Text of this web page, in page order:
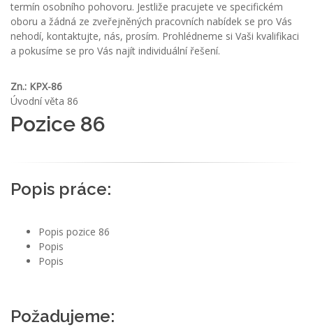
termín osobního pohovoru. Jestliže pracujete ve specifickém
oboru a žádná ze zveřejněných pracovních nabídek se pro Vás
nehodí, kontaktujte, nás, prosím. Prohlédneme si Vaši kvalifikaci
a pokusíme se pro Vás najít individuální řešení.
Zn.: KPX-86
Úvodní věta 86
Pozice 86
Popis práce:
Popis pozice 86
Popis
Popis
Požadujeme: